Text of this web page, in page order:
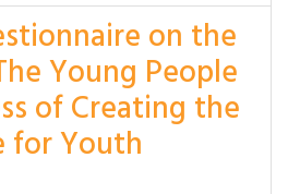
on the
Young People
of Creating the
for Youth